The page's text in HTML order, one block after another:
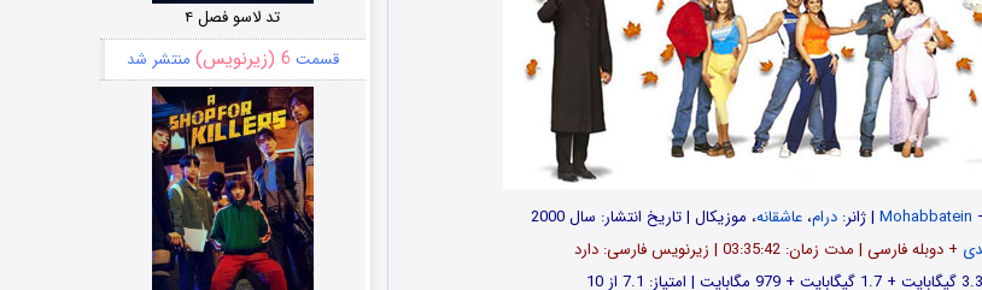
Mohabbatein | ژانر:درام،عاشقانه، موزیکال | تاریخ انتشار: سال 2000
+ دوبله فارسی | مدت زمان: 03:35:42 | زیرنویس فارسی: دارد
تد لاسو فصل ۴
قسمت 6 (زیرنویس) منتشر شد